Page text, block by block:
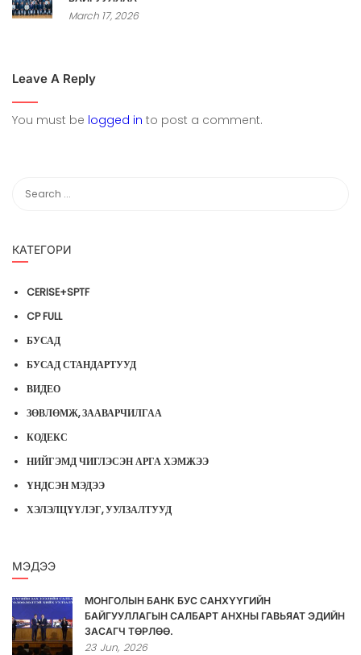
March 17, 2026
Leave A Reply
You must be logged in to post a comment.
КАТЕГОРИ
CERISE+SPTF
CP FULL
БУСАД
БУСАД СТАНДАРТУУД
ВИДЕО
ЗӨВЛӨМЖ, ЗААВАРЧИЛГАА
КОДЕКС
НИЙГЭМД ЧИГЛЭСЭН АРГА ХЭМЖЭЭ
ҮНДСЭН МЭДЭЭ
ХЭЛЭЛЦҮҮЛЭГ, УУЛЗАЛТУУД
МЭДЭЭ
МОНГОЛЫН БАНК БУС САНХҮҮГИЙН
БАЙГУУЛЛАГЫН САЛБАРТ АНХНЫ ГАВЬЯАТ ЭДИЙН
ЗАСАГЧ ТӨРЛӨӨ.
23 Jun, 2026